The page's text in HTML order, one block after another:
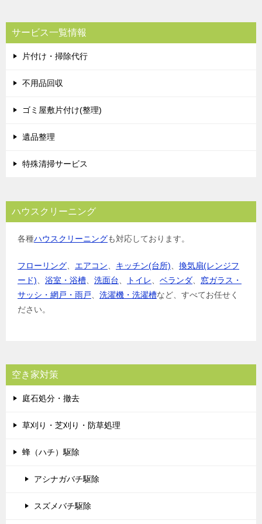
サービス一覧情報
片付け・掃除代行
不用品回収
ゴミ屋敷片付け(整理)
遺品整理
特殊清掃サービス
ハウスクリーニング
各種ハウスクリーニングも対応しております。
フローリング エアコン キッチン(台所)
換気扇(レンジフ
ード)
浴室・浴槽 洗面台 トイレ ベランダ
窓ガラス・
サッシ・網戸・雨戸
洗濯機・洗濯槽など、すべてお任せく
ださい。
空き家対策
庭石処分・撤去
草刈り・芝刈り・防草処理
蜂（ハチ）駆除
アシナガバチ駆除
スズメバチ駆除